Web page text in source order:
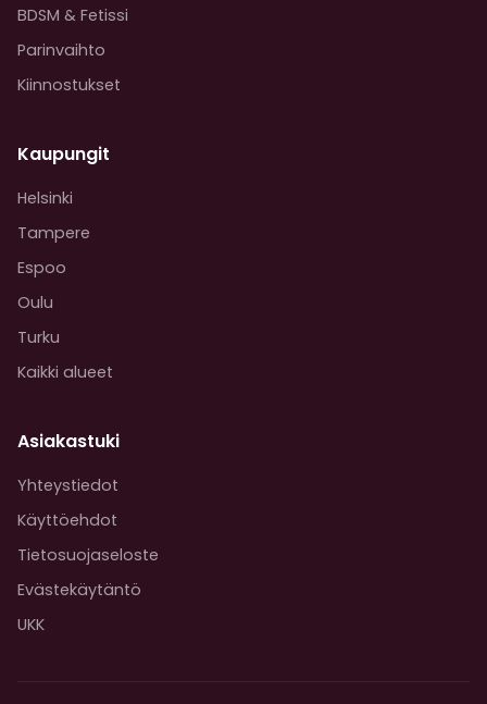
BDSM & Fetissi
Parinvaihto
Kiinnostukset
Kaupungit
Helsinki
Tampere
Espoo
Oulu
Turku
Kaikki alueet
Asiakastuki
Yhteystiedot
Käyttöehdot
Tietosuojaseloste
Evästekäytäntö
UKK